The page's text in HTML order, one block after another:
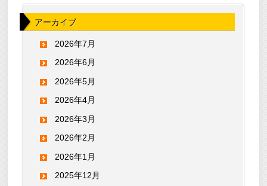
アーカイブ
2026年7月
2026年6月
2026年5月
2026年4月
2026年3月
2026年2月
2026年1月
2025年12月